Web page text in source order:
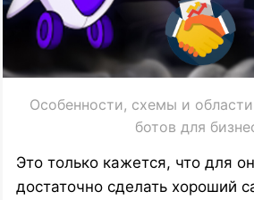
Особенности, схемы и
ботов для
Это только кажется, что для
достаточно сделать хороший